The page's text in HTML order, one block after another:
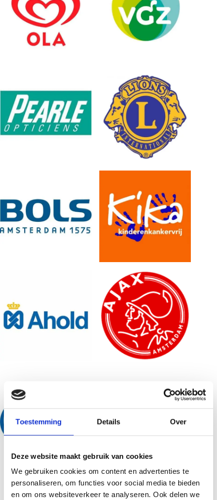
Toestemming Details Over
Deze website maakt gebruik van cookies
We gebruiken cookies om content en advertenties te
personaliseren, om functies voor social media te bieden
en om ons websiteverkeer te analyseren. Ook delen we